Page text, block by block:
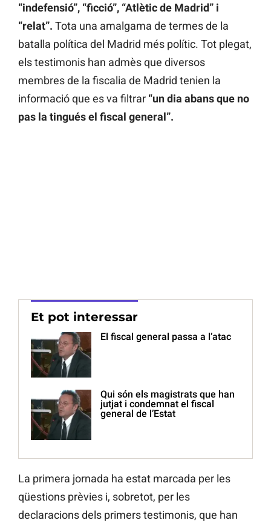
“indefensió”, “ficció”, “Atlètic de Madrid” i
“relat”. Tota una amalgama de termes de la
batalla política del Madrid més polític. Tot plegat,
els testimonis han admès que diversos
membres de la fiscalia de Madrid tenien la
informació que es va filtrar “un dia abans que no
pas la tingués el fiscal general”.
Et pot interessar
El fiscal general passa a l’atac
Qui són els magistrats que han
jutjat i condemnat el fiscal
general de l’Estat
La primera jornada ha estat marcada per les
qüestions prèvies i, sobretot, per les
declaracions dels primers testimonis, que han